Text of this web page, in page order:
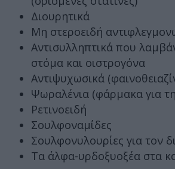
Διουρητικά
Μη στεροειδή
Αντισυλληπτικά που
στόμα και οιστρογόνα
Αντιψυχωσικά
Ψωραλένια (φάρμακα για
Ρετινοειδή
Σουλφοναμίδες
Σουλφονυλουρίες για τον
Τα άλφα-υρδοξυοξέα στα